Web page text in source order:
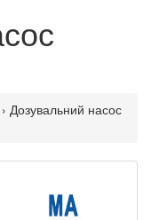
› Дозувальний насос